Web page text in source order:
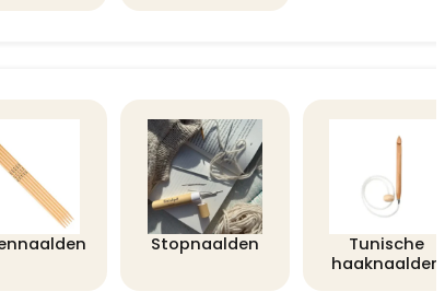
Stopnaalden
Tunische
haaknaalden